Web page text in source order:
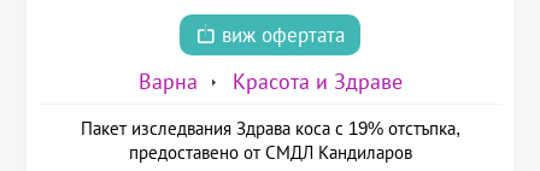
виж офертата
Варна Красота и Здраве
Пакет изследвания Здрава коса с 19% отстъпка,
предоставено от СМДЛ Кандиларов